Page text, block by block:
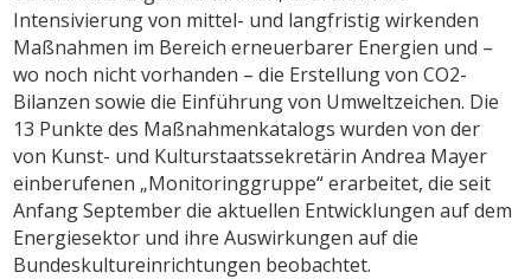
Intensivierung von mittel- und langfristig wirkenden
Maßnahmen im Bereich erneuerbarer Energien und –
wo noch nicht vorhanden – die Erstellung von CO2-
Bilanzen sowie die Einführung von Umweltzeichen. Die
13 Punkte des Maßnahmenkatalogs wurden von der
von Kunst- und Kulturstaatssekretärin Andrea Mayer
einberufenen „Monitoringgruppe“ erarbeitet, die seit
Anfang September die aktuellen Entwicklungen auf dem
Energiesektor und ihre Auswirkungen auf die
Bundeskultureinrichtungen beobachtet.